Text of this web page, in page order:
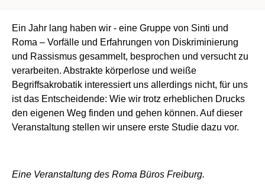
Ein Jahr lang haben wir - eine Gruppe von Sinti und
Roma – Vorfälle und Erfahrungen von Diskriminierung
und Rassismus gesammelt, besprochen und versucht zu
verarbeiten. Abstrakte körperlose und weiße
Begriffsakrobatik interessiert uns allerdings nicht, für uns
ist das Entscheidende: Wie wir trotz erheblichen Drucks
den eigenen Weg finden und gehen können. Auf dieser
Veranstaltung stellen wir unsere erste Studie dazu vor.
Eine Veranstaltung des Roma Büros Freiburg.